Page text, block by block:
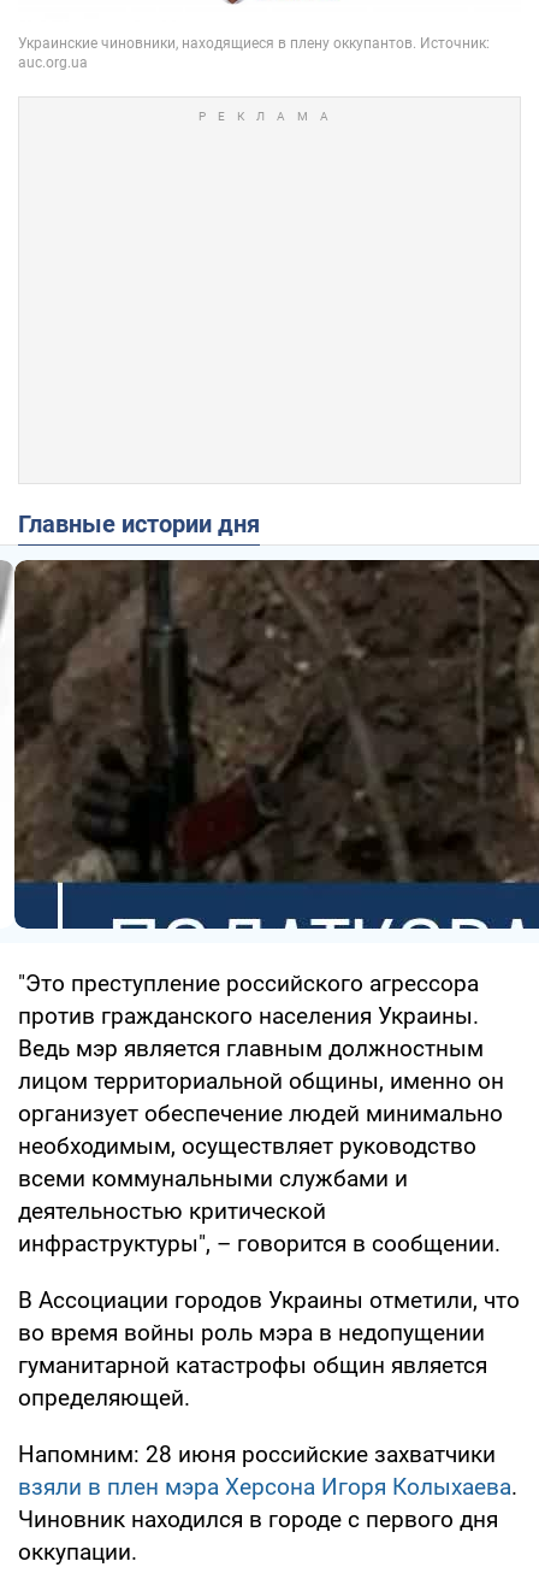
Главные истории дня
"Это преступление российского агрессора
против гражданского населения Украины.
Ведь мэр является главным должностным
лицом территориальной общины, именно он
организует обеспечение людей минимально
необходимым, осуществляет руководство
всеми коммунальными службами и
деятельностью критической
инфраструктуры", – говорится в сообщении.
В Ассоциации городов Украины отметили, что
во время войны роль мэра в недопущении
гуманитарной катастрофы общин является
определяющей.
Напомним: 28 июня российские захватчики
взяли в плен мэра Херсона Игоря Колыхаева.
Чиновник находился в городе с первого дня
оккупации.